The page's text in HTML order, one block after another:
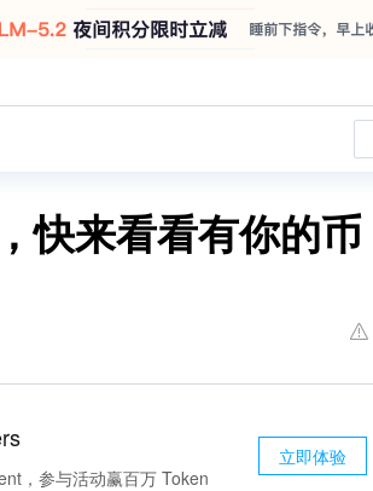
快来看看有你的币
，参与活动赢百万 Token
立即体验